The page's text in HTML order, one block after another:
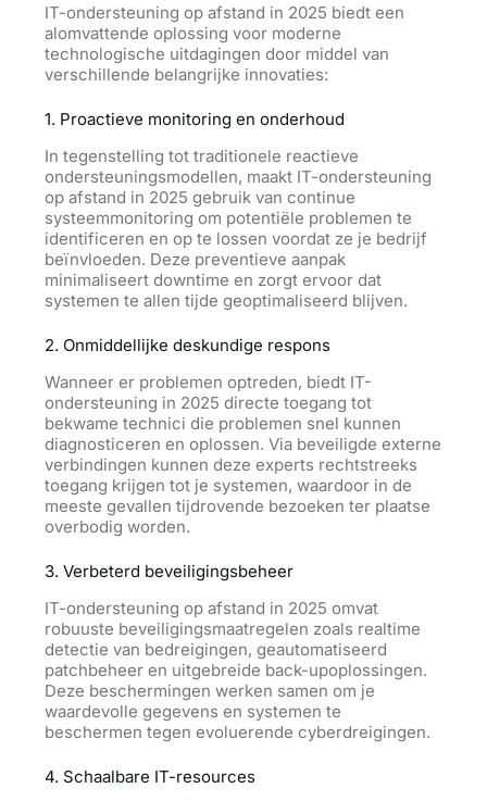
IT-ondersteuning op afstand in 2025 biedt een
alomvattende oplossing voor moderne
technologische uitdagingen door middel van
verschillende belangrijke innovaties:
1. Proactieve monitoring en onderhoud
In tegenstelling tot traditionele reactieve
ondersteuningsmodellen, maakt IT-ondersteuning
op afstand in 2025 gebruik van continue
systeemmonitoring om potentiële problemen te
identificeren en op te lossen voordat ze je bedrijf
beïnvloeden. Deze preventieve aanpak
minimaliseert downtime en zorgt ervoor dat
systemen te allen tijde geoptimaliseerd blijven.
2. Onmiddellijke deskundige respons
Wanneer er problemen optreden, biedt IT-
ondersteuning in 2025 directe toegang tot
bekwame technici die problemen snel kunnen
diagnosticeren en oplossen. Via beveiligde externe
verbindingen kunnen deze experts rechtstreeks
toegang krijgen tot je systemen, waardoor in de
meeste gevallen tijdrovende bezoeken ter plaatse
overbodig worden.
3. Verbeterd beveiligingsbeheer
IT-ondersteuning op afstand in 2025 omvat
robuuste beveiligingsmaatregelen zoals realtime
detectie van bedreigingen, geautomatiseerd
patchbeheer en uitgebreide back-upoplossingen.
Deze beschermingen werken samen om je
waardevolle gegevens en systemen te
beschermen tegen evoluerende cyberdreigingen.
4. Schaalbare IT-resources